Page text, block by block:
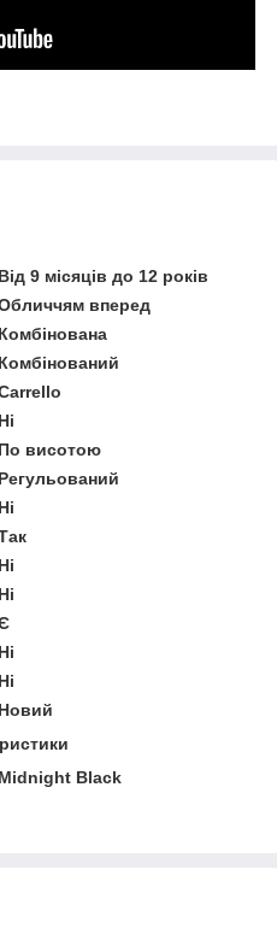
Від 9 місяців до 12 років
вперед
Комбінована
Комбінований
Ні
По висотою
Регульований
Ні
Ні
Ні
Ні
Ні
Новий
Midnight Black